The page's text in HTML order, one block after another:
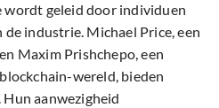
wordt geleid door individuen
industrie. Michael Price, een
Maxim Prishchepo, een
wereld, bieden
aanwezigheid